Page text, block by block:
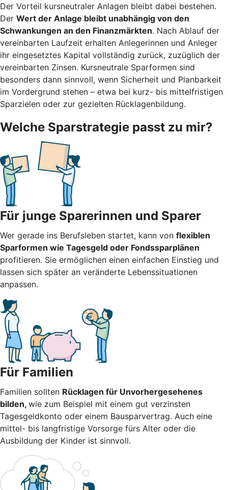
Der Vorteil kursneutraler Anlagen bleibt dabei bestehen.
Der Wert der Anlage bleibt unabhängig von den
Schwankungen an den Finanzmärkten. Nach Ablauf der
vereinbarten Laufzeit erhalten Anlegerinnen und Anleger
ihr eingesetztes Kapital vollständig zurück, zuzüglich der
vereinbarten Zinsen. Kursneutrale Sparformen sind
besonders dann sinnvoll, wenn Sicherheit und Planbarkeit
im Vordergrund stehen – etwa bei kurz- bis mittelfristigen
Sparzielen oder zur gezielten Rücklagenbildung.
Welche Sparstrategie passt zu mir?
Für junge Sparerinnen und Sparer
Wer gerade ins Berufsleben startet, kann von flexiblen
Sparformen wie Tagesgeld oder Fondssparplänen
profitieren. Sie ermöglichen einen einfachen Einstieg und
lassen sich später an veränderte Lebenssituationen
anpassen.
Für Familien
Familien sollten Rücklagen für Unvorhergesehenes
bilden, wie zum Beispiel mit einem gut verzinsten
Tagesgeldkonto oder einem Bausparvertrag. Auch eine
mittel- bis langfristige Vorsorge fürs Alter oder die
Ausbildung der Kinder ist sinnvoll.